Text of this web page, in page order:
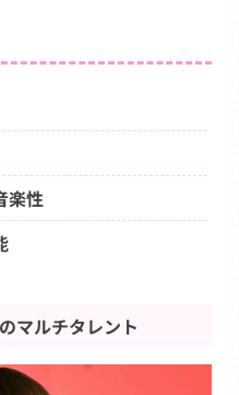
楽性
マルチタレント